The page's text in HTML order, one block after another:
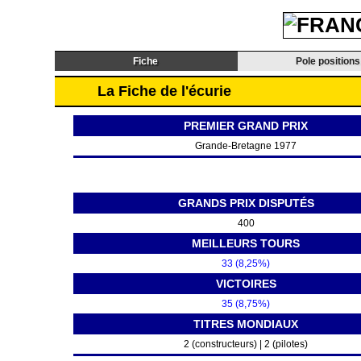
Fiche Pole positions
La Fiche de l'écurie
PREMIER GRAND PRIX
Grande-Bretagne 1977
GRANDS PRIX DISPUTÉS
400
MEILLEURS TOURS
33 (8,25%)
VICTOIRES
35 (8,75%)
TITRES MONDIAUX
2 (constructeurs) | 2 (pilotes)